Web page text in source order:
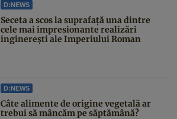
D:NEWS
Seceta a scos la suprafață una dintre
cele mai impresionante realizări
inginerești ale Imperiului Roman
D:NEWS
Câte alimente de origine vegetală ar
trebui să mâncăm pe săptămână?